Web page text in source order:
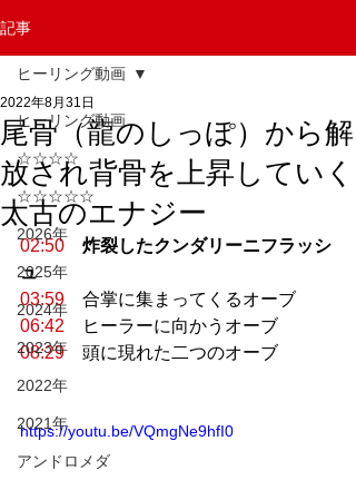
記事
ヒーリング動画
☆☆☆☆
☆☆☆☆☆
2026年
2025年
2024年
2023年
2022年
2021年
アンドロメダ
ヒーリング動画
尾骨（龍のしっぽ）から解
放され背骨を上昇していく
太古のエナジー
2022年8月31日
02:50
炸裂したクンダリーニフラッシ
ュ
03:59 合掌に集まってくるオーブ
06:42 ヒーラーに向かうオーブ
08:29 頭に現れた二つのオーブ
https://youtu.be/VQmgNe9hfI0